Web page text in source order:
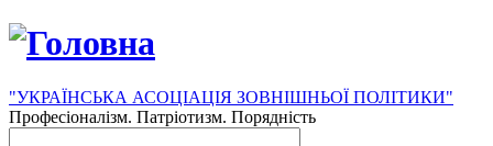
"УКРАЇНСЬКА АСОЦІАЦІЯ ЗОВНІШНЬОЇ ПОЛІТИКИ"
Професіоналізм. Патріотизм. Порядність